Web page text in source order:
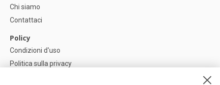
Chi siamo
Contattaci
Policy
Condizioni d'uso
Politica sulla privacy